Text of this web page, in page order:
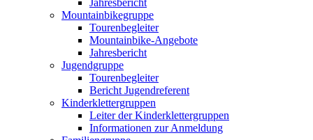
Jahresbericht
Mountainbikegruppe
Tourenbegleiter
Mountainbike-Angebote
Jahresbericht
Jugendgruppe
Tourenbegleiter
Bericht Jugendreferent
Kinderklettergruppen
Leiter der Kinderklettergruppen
Informationen zur Anmeldung